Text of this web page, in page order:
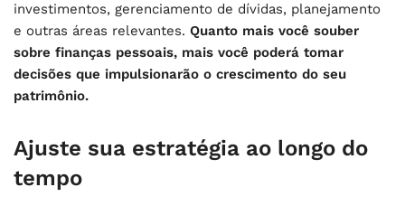
investimentos, gerenciamento de dívidas, planejamento
e outras áreas relevantes. Quanto mais você souber
sobre finanças pessoais, mais você poderá tomar
decisões que impulsionarão o crescimento do seu
patrimônio.
Ajuste sua estratégia ao longo do
tempo